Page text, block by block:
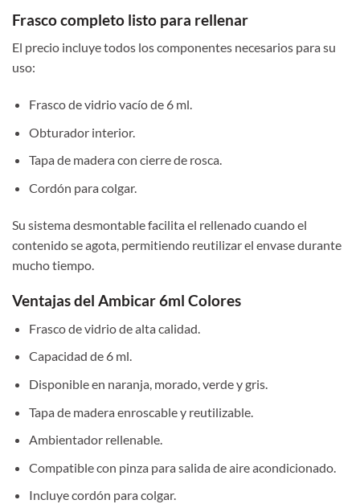
Frasco completo listo para rellenar
El precio incluye todos los componentes necesarios para su
uso:
Frasco de vidrio vacío de 6 ml.
Obturador interior.
Tapa de madera con cierre de rosca.
Cordón para colgar.
Su sistema desmontable facilita el rellenado cuando el
contenido se agota, permitiendo reutilizar el envase durante
mucho tiempo.
Ventajas del Ambicar 6ml Colores
Frasco de vidrio de alta calidad.
Capacidad de 6 ml.
Disponible en naranja, morado, verde y gris.
Tapa de madera enroscable y reutilizable.
Ambientador rellenable.
Compatible con pinza para salida de aire acondicionado.
Incluye cordón para colgar.